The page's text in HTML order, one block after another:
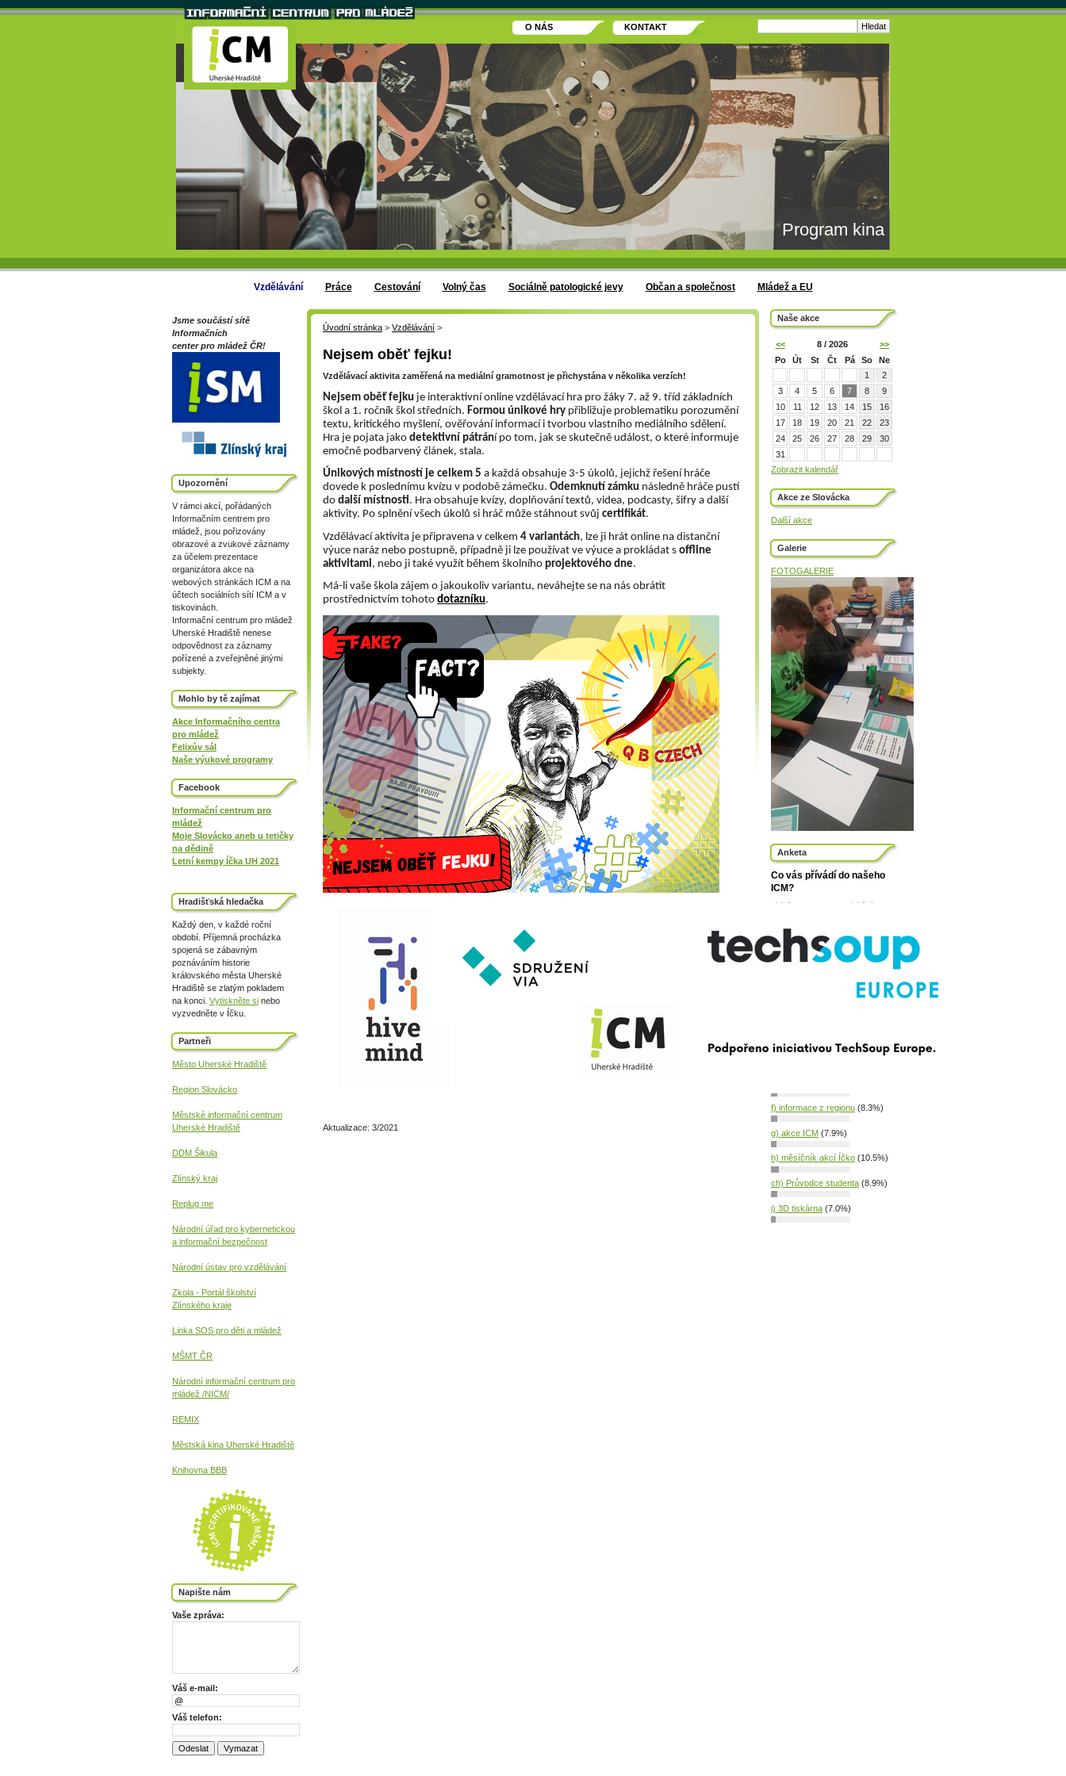
O NÁS KONTAKT
Program kina
Vzdělávání Práce Cestování Volný čas Sociálně patologické jevy Občan a společnost Mládež a EU
Naše akce
<< 8 / 2026
>>
Po
Út St Čt Pá So
Ne
1
2
3
4 5 6 7 8
9
10
11 12 13 14 15
16
17
18 19 20 21 22
23
24
25 26 27 28 29
30
31
Zobrazit kalendář
Akce ze Slovácka
Další akce
Galerie
FOTOGALERIE
Anketa
Co vás přívádí do našeho
ICM?
a) informace z tematických
b) poradenství (profesní, výběr
školy, psychologické, řešení
d) tisk, kopírování, skenování
f) informace z regionu (8.3%)
g) akce ICM (7.9%)
h) měsíčník akcí Íčko (10.5%)
ch) Průvodce studenta (8.9%)
i) 3D tiskárna (7.0%)
Jsme součástí sítě
Informačních
center pro mládež ČR!
Upozornění
V rámci akcí, pořádaných
Informačním centrem pro
mládež, jsou pořizovány
obrazové a zvukové záznamy
za účelem prezentace
organizátora akce na
webových stránkách ICM a na
účtech sociálních sítí ICM a v
tiskovinách.
Informační centrum pro mládež
Uherské Hradiště nenese
odpovědnost za záznamy
pořízené a zveřejněné jinými
subjekty.
Mohlo by tě zajímat
Akce Informačního centra
pro mládež
Felixův sál
Naše výukové programy
Facebook
Informační centrum pro
mládež
Moje Slovácko aneb u tetičky
na dědině
Letní kempy Íčka UH 2021
Hradišťská hledačka
Každý den, v každé roční
období. Příjemná procházka
spojená se zábavným
poznáváním historie
královského města Uherské
Hradiště se zlatým pokladem
na konci. Vytiskněte si nebo
vyzvedněte v Íčku.
Partneři
Město Uherské Hradiště
Region Slovácko
Městské informační centrum
Uherské Hradiště
DDM Šikula
Zlínský kraj
Replug me
Národní úřad pro kybernetickou
a informační bezpečnost
Národní ústav pro vzdělávání
Zkola - Portál školství
Zlínského kraje
Linka SOS pro děti a mládež
MŠMT ČR
Národní informační centrum pro
mládež /NICM/
REMIX
Městská kina Uherské Hradiště
Knihovna BBB
Napište nám
Vaše zpráva:
Váš e-mail:
Váš telefon:
Úvodní stránka > Vzdělávání >
Nejsem oběť fejku!
Vzdělávací aktivita zaměřená na mediální gramotnost je přichystána v několika verzích!
Nejsem oběť fejku je interaktivní online vzdělávací hra pro žáky 7. až 9. tříd základních
škol a 1. ročník škol středních. Formou únikové hry přibližuje problematiku porozumění
textu, kritického myšlení, ověřování informací i tvorbou vlastního mediálního sdělení.
Hra je pojata jako detektivní pátrání po tom, jak se skutečně událost, o které informuje
emočně podbarvený článek, stala.
Únikových místností je celkem 5 a každá obsahuje 3-5 úkolů, jejichž řešení hráče
dovede k poslednímu kvízu v podobě zámečku. Odemknutí zámku následně hráče pustí
do další místnosti. Hra obsahuje kvízy, doplňování textů, videa, podcasty, šifry a další
aktivity. Po splnění všech úkolů si hráč může stáhnout svůj certifikát.
Vzdělávací aktivita je připravena v celkem 4 variantách, lze ji hrát online na distanční
výuce naráz nebo postupně, případně ji lze používat ve výuce a prokládat s offline
aktivitami, nebo ji také využít během školního projektového dne.
Má-li vaše škola zájem o jakoukoliv variantu, neváhejte se na nás obrátit
prostřednictvím tohoto dotazníku.
Aktualizace: 3/2021